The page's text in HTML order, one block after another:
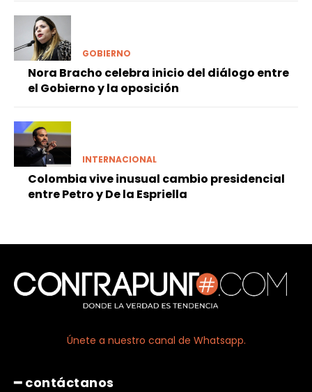
GOBIERNO
Nora Bracho celebra inicio del diálogo entre
el Gobierno y la oposición
INTERNACIONAL
Colombia vive inusual cambio presidencial
entre Petro y De la Espriella
Únete a nuestro canal de Whatsapp.
━ contáctanos